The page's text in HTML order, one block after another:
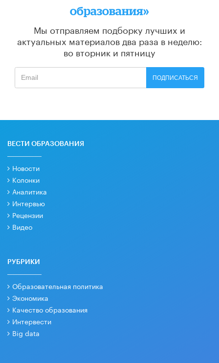
образования»
Мы отправляем подборку лучших и
актуальных материалов два раза в неделю:
во вторник и пятницу
ПОДПИСАТЬСЯ
ВЕСТИ ОБРАЗОВАНИЯ
Новости
Колонки
Аналитика
Интервью
Рецензии
Видео
РУБРИКИ
Образовательная политика
Экономика
Качество образования
Интервести
Big data